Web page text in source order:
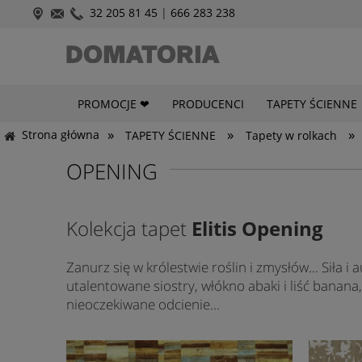
32 205 81 45 | 666 283 238
PROMOCJE ❤ PRODUCENCI
TAPETY ŚCIENNE
Strona główna
» TAPETY ŚCIENNE » Tapety w rolkach »
OPENING
Kolekcja tapet Elitis Opening
Zanurz się w królestwie roślin i zmysłów... Siła
utalentowane siostry, włókno abaki i liść
nieoczekiwane odcienie...